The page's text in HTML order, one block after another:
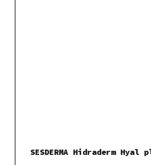
SESDERMA Hidraderm